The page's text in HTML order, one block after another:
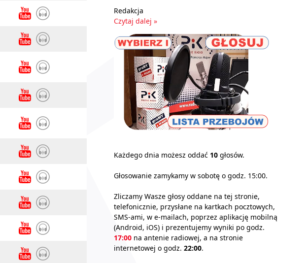
Redakcja
Czytaj dalej »
Każdego dnia możesz oddać 10 głosów.
Głosowanie zamykamy w sobotę o godz. 15:00.
Zliczamy Wasze głosy oddane na tej stronie,
telefonicznie, przysłane na kartkach pocztowych,
SMS-ami, w e-mailach, poprzez aplikację mobilną
(Android, iOS) i prezentujemy wyniki po godz.
17:00 na antenie radiowej, a na stronie
internetowej o godz. 22:00.